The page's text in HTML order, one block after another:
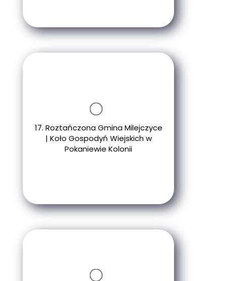
17. Roztańczona Gmina Milejczyce
| Koło Gospodyń Wiejskich w
Pokaniewie Kolonii